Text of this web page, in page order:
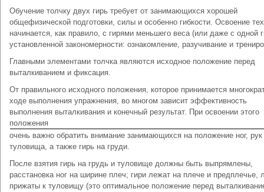
Обучение толчку двух гирь требует от занимающихся хорошей
общефизической подготовки, силы и особенно гибкости. Освоение
начинается, как правило, с гирями меньшего веса (или даже с одной
установленной закономерности: ознакомление, разучивание и
Главными элементами толчка являются исходное положение перед
выталкиванием и фиксация.
От правильного исходного положения, которое принимается
ходе выполнения упражнения, во многом зависит эффективность
выполнения выталкивания и конечный результат. При освоении этого
положения
очень важно обратить внимание занимающихся на положение ног, рук
туловища, а также гирь на груди.
После взятия гирь на грудь и туловище должны быть выпрямлены,
расстановка ног на ширине плеч; гири лежат на плече и предплечье,
прижаты к туловищу (это оптимальное положение перед